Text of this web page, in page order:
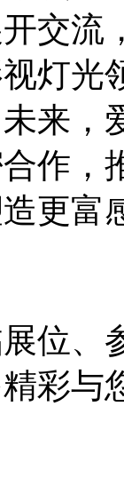
交流
灯光
来，
作，
更富
位、
彩与